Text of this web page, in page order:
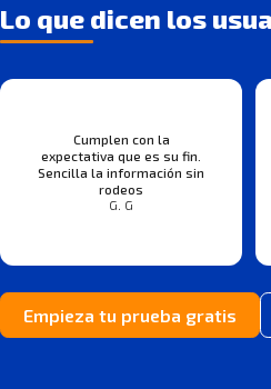
Lo que dicen los
Cumplen con la
expectativa que es su fin.
Sencilla la información sin
rodeos
G. G
Empieza tu prueba gratis